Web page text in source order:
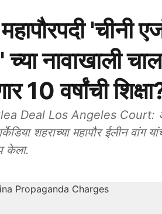
नावाखाली
10 वर्षांची
Deal Los Angeles Court:
शहराच्या महापौर ईलीन वांग
केला.